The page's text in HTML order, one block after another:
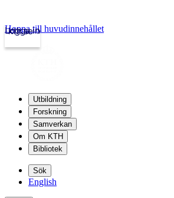
kth.se
Logga in
Hoppa till huvudinnehållet
Utbildning
Forskning
Samverkan
Om KTH
Bibliotek
Sök
English